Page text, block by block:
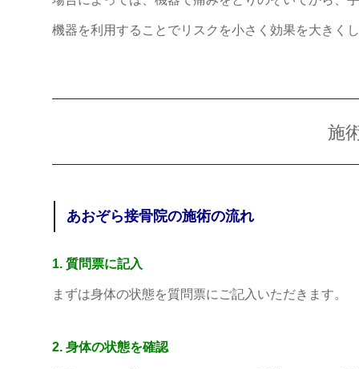
機器を利用することでリスクを小さく効果を大きく
施
あおぞら接骨院の施術の流れ
1. 質問票に記入
まずは身体の状態を質問票にご記入いただきます。
2. 身体の状態を確認